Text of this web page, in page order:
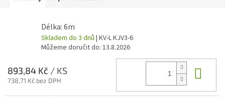
Délka: 6m
Skladem do 3 dnů | KV-L KJV3-6
Můžeme doručit do: 13.8.2026
893,84 Kč / KS
738,71 Kč bez DPH